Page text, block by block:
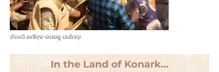
ବିଜେପି କର୍ମୀଙ୍କ ଉପରକୁ ପାଣିମାଡ଼